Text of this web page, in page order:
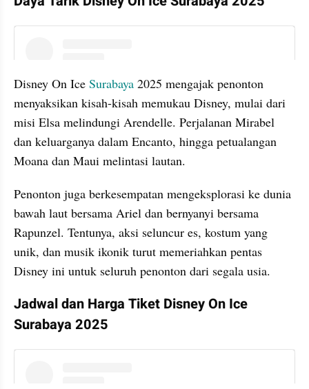
Disney On Ice Surabaya 2025 mengajak penonton
menyaksikan kisah-kisah memukau Disney, mulai dari
misi Elsa melindungi Arendelle. Perjalanan Mirabel
dan keluarganya dalam Encanto, hingga petualangan
Moana dan Maui melintasi lautan.
Penonton juga berkesempatan mengeksplorasi ke dunia
bawah laut bersama Ariel dan bernyanyi bersama
Rapunzel. Tentunya, aksi seluncur es, kostum yang
unik, dan musik ikonik turut memeriahkan pentas
Disney ini untuk seluruh penonton dari segala usia.
Jadwal dan Harga Tiket Disney On Ice
Surabaya 2025